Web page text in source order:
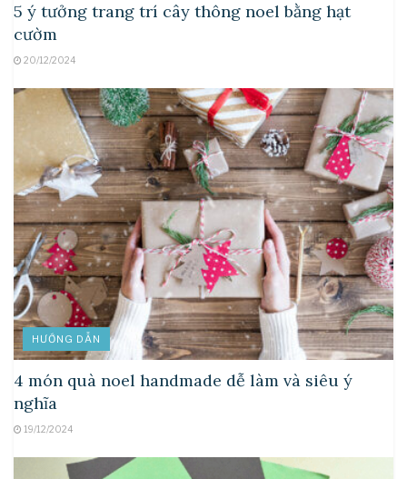
5 ý tưởng trang trí cây thông noel bằng hạt
cườm
20/12/2024
HƯỚNG DẪN
4 món quà noel handmade dễ làm và siêu ý
nghĩa
19/12/2024